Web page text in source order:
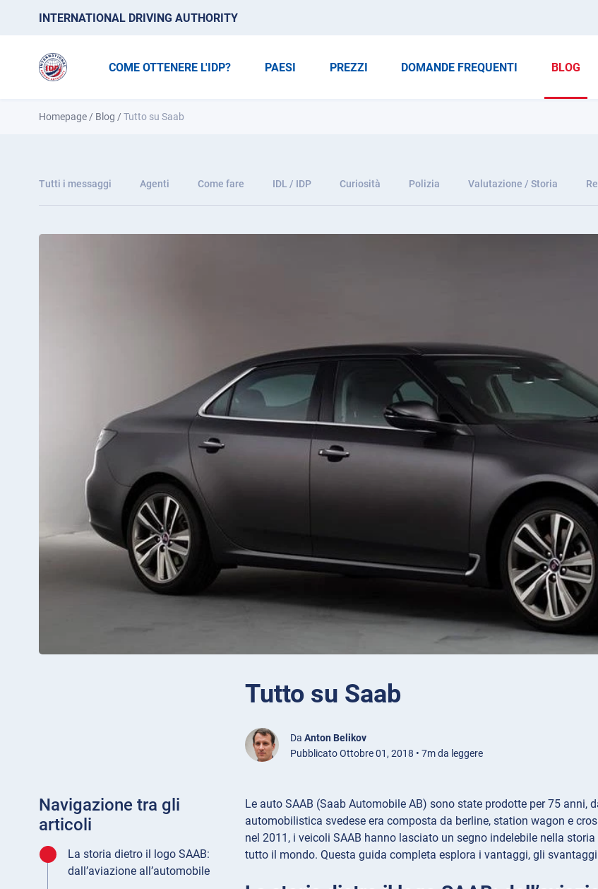
INTERNATIONAL DRIVING AUTHORITY
COME OTTENERE L'IDP? PAESI PREZZI DOMANDE FREQUENTI BLOG
Homepage / Blog /Tutto su Saab
Tutti i messaggi Agenti Come fare IDL / IDP Curiosità Polizia Valutazione / Storia
Tutto su Saab
Da Anton Belikov
Pubblicato Ottobre 01, 2018 • 7m da leggere
Navigazione tra gli
articoli
La storia dietro il logo SAAB:
dall’aviazione all’automobile
Le auto SAAB (Saab Automobile AB) sono state prodotte per 75
automobilistica svedese era composta da berline, station wagon e
nel 2011, i veicoli SAAB hanno lasciato un segno indelebile nella
tutto il mondo. Questa guida completa esplora i vantaggi, gli